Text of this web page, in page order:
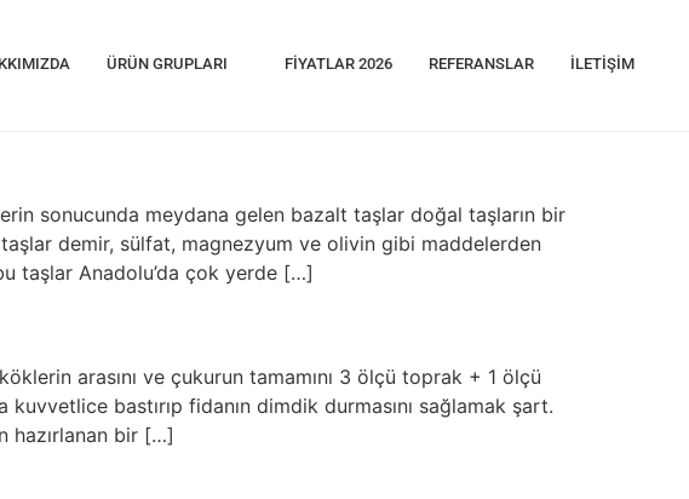
ÜRÜN GRUPLARI FIYATLAR 2026 REFERANSLAR İLETIŞIM
sonucunda meydana gelen bazalt taşlar doğal taşların bir
demir, sülfat, magnezyum ve olivin gibi maddelerden
taşlar Anadolu’da çok yerde […]
arasını ve çukurun tamamını 3 ölçü toprak + 1 ölçü
bastırıp fidanın dimdik durmasını sağlamak şart.
hazırlanan bir […]